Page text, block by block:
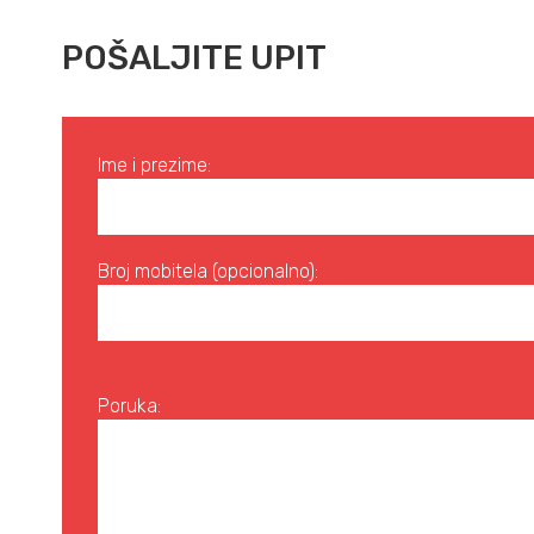
POŠALJITE UPIT
Ime i prezime:
Broj mobitela (opcionalno):
Poruka: